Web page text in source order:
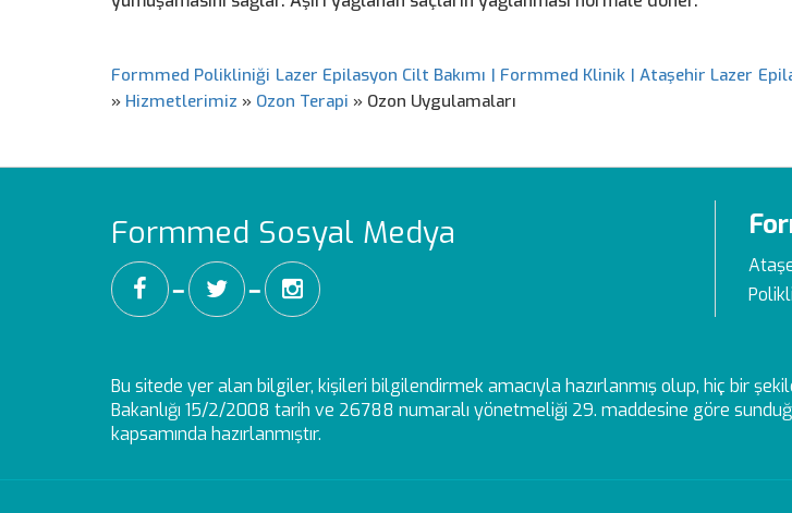
Formmed Polikliniği Lazer Epilasyon Cilt Bakımı | Formmed Klinik | Ataşehir Lazer
» Hizmetlerimiz » Ozon Terapi » Ozon Uygulamaları
Formmed Sosyal Medya
━ ━
Bu sitede yer alan bilgiler, kişileri bilgilendirmek amacıyla hazırlanmış olup, hiç bir
Bakanlığı 15/2/2008 tarih ve 26788 numaralı yönetmeliği 29. maddesine göre
kapsamında hazırlanmıştır.